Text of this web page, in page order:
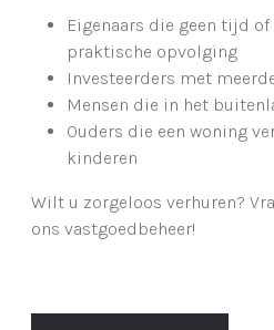
Eigenaars die geen tijd
praktische opvolging
Investeerders met
Mensen die in het
Ouders die een woning
kinderen
Wilt u zorgeloos verhuren?
ons vastgoedbeheer!